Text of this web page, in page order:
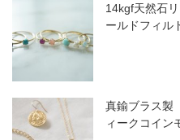
14kgf天然石
ールドフィル
真鍮ブラス製
ィークコイン